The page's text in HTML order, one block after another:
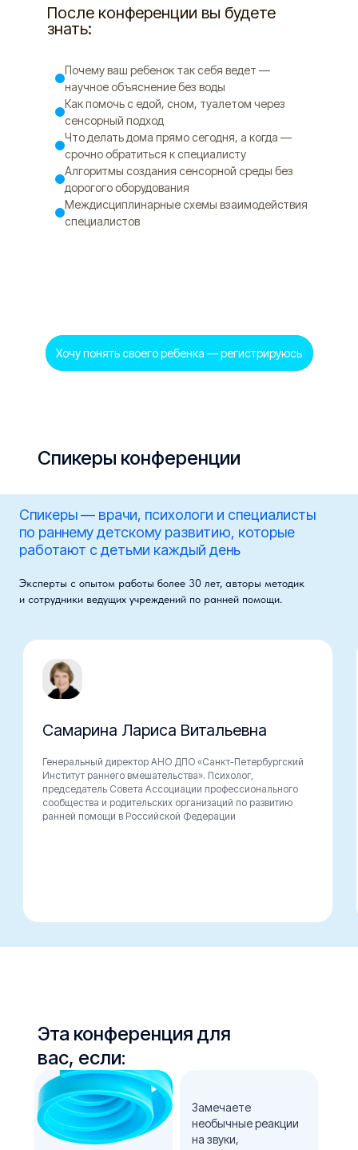
Хочу понять своего ребенка — регистрируюсь
После конференции вы будете
знать:
Почему ваш ребенок так себя ведет —
научное объяснение без воды
Как помочь с едой, сном, туалетом через
сенсорный подход
Что делать дома прямо сегодня, а когда —
срочно обратиться к специалисту
Алгоритмы создания сенсорной среды без
дорогого оборудования
Междисциплинарные схемы взаимодействия
специалистов
Спикеры конференции
Спикеры — врачи, психологи и специалисты
по раннему детскому развитию, которые
работают с детьми каждый день
Эксперты с опытом работы более 30 лет, авторы методик
и сотрудники ведущих учреждений по ранней помощи.
Самарина Лариса Витальевна
Генеральный директор АНО ДПО «Санкт-Петербургский
Институт раннего вмешательства». Психолог,
председатель Совета Ассоциации профессионального
сообщества и родительских организаций по развитию
ранней помощи в Российской Федерации
Эта конференция для
вас, если:
Замечаете
необычные реакции
на звуки,